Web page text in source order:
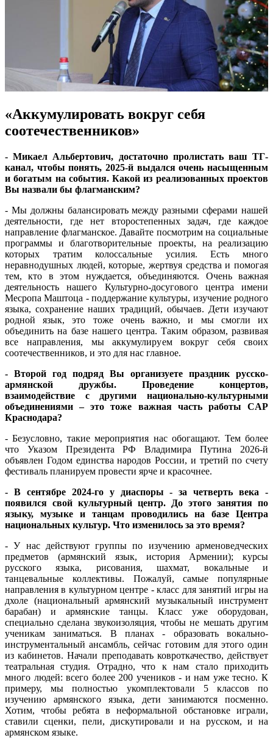
«Аккумулировать вокруг себя
соотечественников»
- Микаел Альбертович, достаточно пролистать ваш ТГ-
канал, чтобы понять, 2025-й выдался очень насыщенным
и богатым на события. Какой из реализованных проектов
Вы назвали бы флагманским?
- Мы должны балансировать между разными сферами нашей
деятельности, где нет второстепенных задач, где каждое
направление флагманское. Давайте посмотрим на социальные
программы и благотворительные проекты, на реализацию
которых тратим колоссальные усилия. Есть много
неравнодушных людей, которые, жертвуя средства и помогая
тем, кто в этом нуждается, объединяются. Очень важная
деятельность нашего Культурно-досугового центра имени
Месропа Маштоца - поддержание культуры, изучение родного
языка, сохранение наших традиций, обычаев. Дети изучают
родной язык, это тоже очень важно, и мы смогли их
объединить на базе нашего центра. Таким образом, развивая
все направления, мы аккумулируем вокруг себя своих
соотечественников, и это для нас главное.
- Второй год подряд Вы организуете праздник русско-
армянской дружбы. Проведение концертов,
взаимодействие с другими национально-культурными
объединениями – это тоже важная часть работы CAP
Краснодара?
- Безусловно, такие мероприятия нас обогащают. Тем более
что Указом Президента РФ Владимира Путина 2026-й
объявлен Годом единства народов России, и третий по счету
фестиваль планируем провести ярче и красочнее.
- В сентябре 2024-го у диаспоры - за четверть века -
появился свой культурный центр. До этого занятия по
языку, музыке и танцам проводились на базе Центра
национальных культур. Что изменилось за это время?
- У нас действуют группы по изучению арменоведческих
предметов (армянский язык, история Армении); курсы
русского языка, рисования, шахмат, вокальные и
танцевальные коллективы. Пожалуй, самые популярные
направления в культурном центре - класс для занятий игры на
дхоле (национальный армянский музыкальный инструмент
барабан) и армянские танцы. Класс уже оборудован,
специально сделана звукоизоляция, чтобы не мешать другим
ученикам заниматься. В планах - образовать вокально-
инструментальный ансамбль, сейчас готовим для этого один
из кабинетов. Начали преподавать ковроткачество, действует
театральная студия. Отрадно, что к нам стало приходить
много людей: всего более 200 учеников - и нам уже тесно. К
примеру, мы полностью укомплектовали 5 классов по
изучению армянского языка, дети занимаются посменно.
Хотим, чтобы ребята в неформальной обстановке играли,
ставили сценки, пели, дискутировали и на русском, и на
армянском языке.